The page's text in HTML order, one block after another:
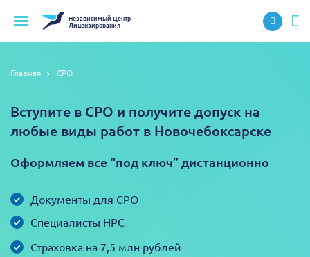
НезависимыйЦентр
Лицензирования
Главная СРО
Вступите в СРО и получите допуск на
любые виды работ в Новочебоксарске
Оформляем все “под ключ” дистанционно
Документы для СРО
Специалисты НРС
Страховка на 7,5 млн рублей